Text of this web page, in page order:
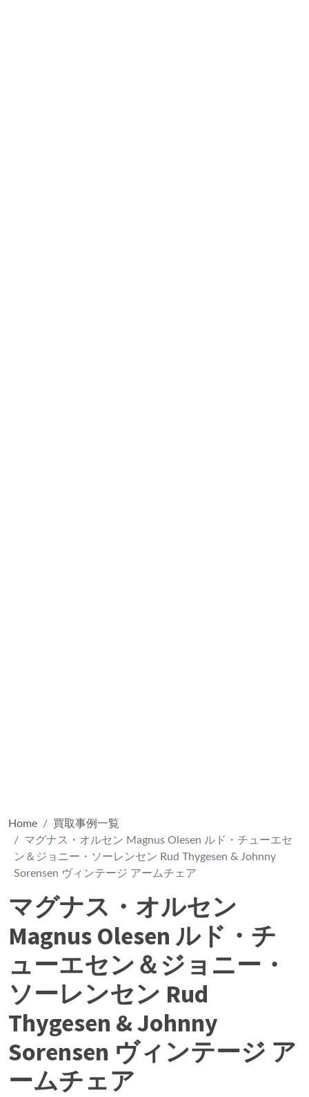
Home
買取事例一覧
マグナス・オルセン Magnus Olesen ルド・チューエセ
ン＆ジョニー・ソーレンセン Rud Thygesen & Johnny
Sorensen ヴィンテージ アームチェア
マグナス・オルセン
Magnus Olesen ルド・チ
ューエセン＆ジョニー・
ソーレンセン Rud
Thygesen & Johnny
Sorensen ヴィンテージ ア
ームチェア